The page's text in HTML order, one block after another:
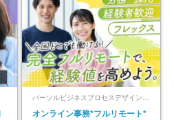
パーソルビジネスプロセスデザイン株式会社 事業開発本部
オンライン事務*フルリモート*